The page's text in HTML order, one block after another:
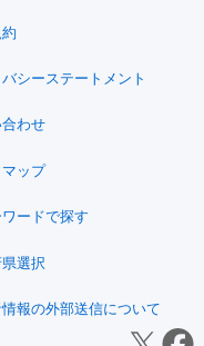
シーステートメント
わせ
ップ
ードで探す
選択
報の外部送信について